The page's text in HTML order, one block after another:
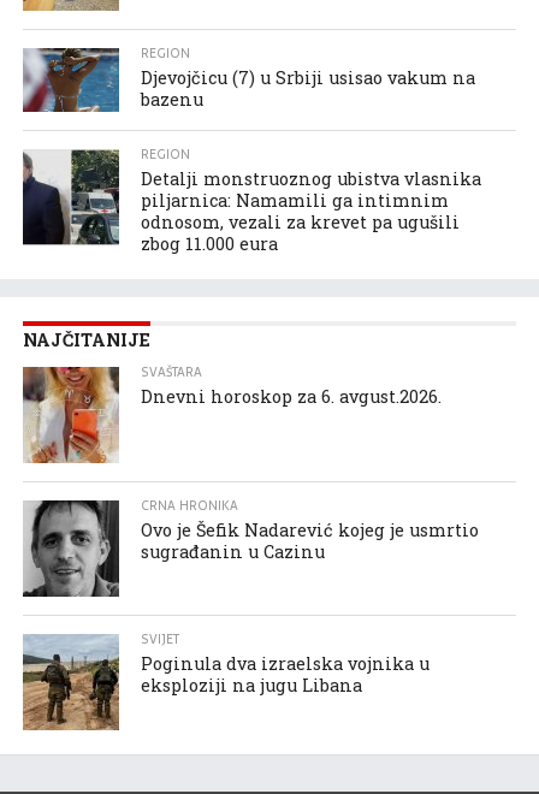
REGION
Djevojčicu (7) u Srbiji usisao vakum na
bazenu
REGION
Detalji monstruoznog ubistva vlasnika
piljarnica: Namamili ga intimnim
odnosom, vezali za krevet pa ugušili
zbog 11.000 eura
NAJČITANIJE
SVAŠTARA
Dnevni horoskop za 6. avgust.2026.
CRNA HRONIKA
Ovo je Šefik Nadarević kojeg je usmrtio
sugrađanin u Cazinu
SVIJET
Poginula dva izraelska vojnika u
eksploziji na jugu Libana